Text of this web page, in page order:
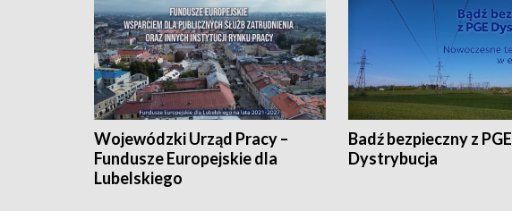
Wojewódzki Urząd Pracy –
Fundusze Europejskie dla
Lubelskiego
Badź bezpieczny z PGE
Dystrybucja